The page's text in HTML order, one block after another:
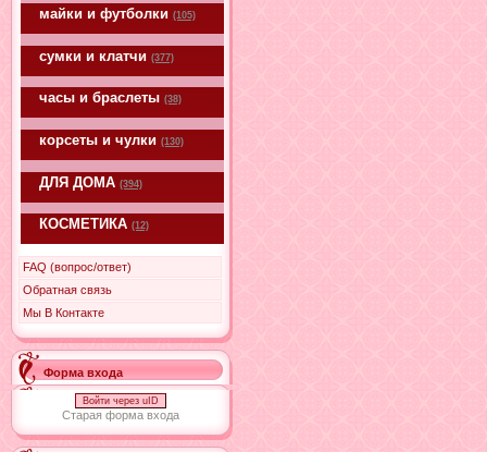
майки и футболки (105)
сумки и клатчи (377)
часы и браслеты (38)
корсеты и чулки (130)
ДЛЯ ДОМА (394)
КОСМЕТИКА (12)
FAQ (вопрос/ответ)
Обратная связь
Мы В Контакте
Форма входа
Войти через uID
Старая форма входа